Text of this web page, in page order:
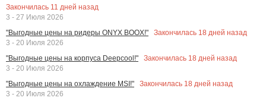
Закончилась 11 дней назад
3 - 27 Июля 2026
"Выгодные цены на ридеры ONYX BOOX!"
Закончилась 18 дней назад
3 - 20 Июля 2026
"Выгодные цены на корпуса Deepcool!"
Закончилась 18 дней назад
3 - 20 Июля 2026
"Выгодные цены на охлаждение MSI!"
Закончилась 18 дней назад
3 - 20 Июля 2026